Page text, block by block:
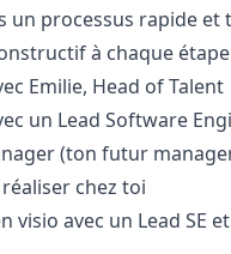
un processus rapide et
à chaque
Emilie, Head of Talent
un Lead Software
(ton futur
chez toi
visio avec un Lead SE